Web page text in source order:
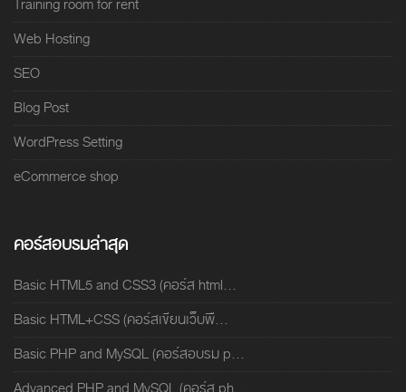
Web Hosting
SEO
Blog Post
WordPress Setting
eCommerce shop
คอร์สอบรมล่าสุด
Basic HTML5 and CSS3 (คอร์ส html...
Basic HTML+CSS (คอร์สเขียนเว็บพื...
Basic PHP and MySQL (คอร์สอบรม p...